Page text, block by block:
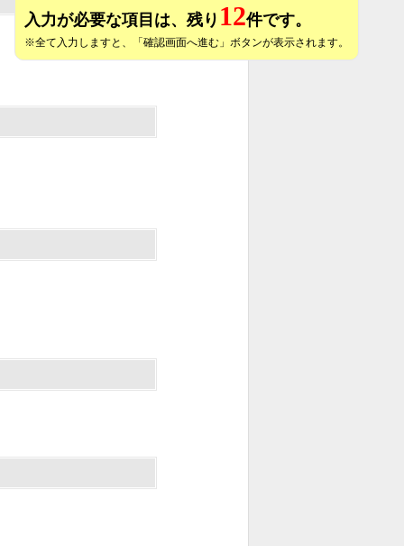
入力が必要な項目は、残り 12件です。
※全て入力しますと、「確認画面へ進む」ボタンが表示されます。